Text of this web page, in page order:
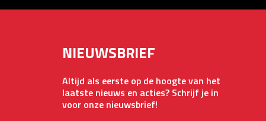
NIEUWSBRIEF
Altijd als eerste op de hoogte van het
laatste nieuws en acties? Schrijf je in
voor onze nieuwsbrief!